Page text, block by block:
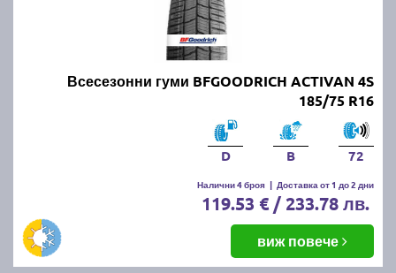
Всесезонни гуми BFGOODRICH ACTIVAN 4S
185/75 R16
D B 72
Налични 4 броя | Доставка от 1 до 2 дни
119.53 € / 233.78 лв.
виж повече